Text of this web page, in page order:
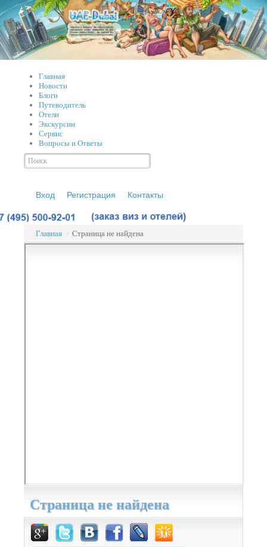
Главная
Новости
Блоги
Путеводитель
Отели
Экскурсии
Сервис
Вопросы и Ответы
Вход Регистрация Контакты
Главная / Страница не найдена
Страница не найдена